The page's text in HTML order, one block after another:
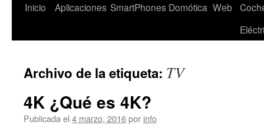
Inicio Aplicaciones SmartPhones Domótica Web
Archivo de la etiqueta: TV
4K ¿Qué es 4K?
Publicada el 4 marzo, 2016por info